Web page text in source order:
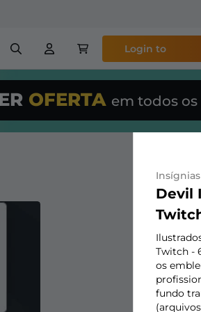
fácil para sobreposições,
Login to
OFERTA em todos
Devil
Twitch -
os
fundo